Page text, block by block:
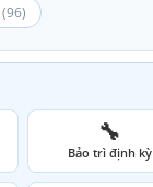
(96)
🔧
Bảo trì định kỳ